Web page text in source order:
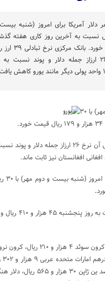
قیمت
نرخ ۲۶ ارزاز جمله دلار و پوند
نرخ هر دلار آمریکا برای امروز (شنبه بیست و دوم مهر) با ۳۰
بانک مرکزی نرخ تبادلی ۳۹ ارز را اعلام کرد و براساس
بر
.